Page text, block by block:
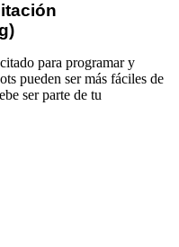
para programar y
pueden ser más fáciles de
ser parte de tu